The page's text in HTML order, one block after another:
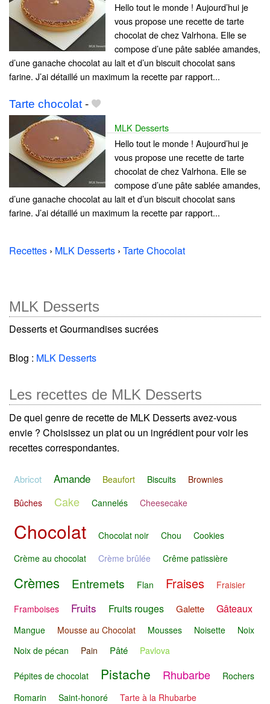
Hello tout le monde ! Aujourd’hui je
vous propose une recette de tarte
chocolat de chez Valrhona. Elle se
compose d’une pâte sablée amandes,
d’une ganache chocolat au lait et d’un biscuit chocolat sans
farine. J’ai détaillé un maximum la recette par rapport...
Tarte chocolat -
MLK Desserts
Hello tout le monde ! Aujourd’hui je
vous propose une recette de tarte
chocolat de chez Valrhona. Elle se
compose d’une pâte sablée amandes,
d’une ganache chocolat au lait et d’un biscuit chocolat sans
farine. J’ai détaillé un maximum la recette par rapport...
Recettes › MLK Desserts › Tarte Chocolat
MLK Desserts
Desserts et Gourmandises sucrées
Blog : MLK Desserts
Les recettes de MLK Desserts
De quel genre de recette de MLK Desserts avez-vous
envie ? Choisissez un plat ou un ingrédient pour voir les
recettes correspondantes.
Abricot Amande Beaufort Biscuits
Brownies
Bûches
Cake Cannelés Cheesecake
Chocolat Chocolat noir Chou
Cookies
Crème au chocolat
Crème brûlée Crême patissière
Crèmes Entremets Flan Fraises
Fraisier
Framboises
Fruits Fruits rouges Galette Gâteaux
Mangue Mousse au Chocolat Mousses Noisette
Noix
Noix de pécan
Pain Pâté Pavlova
Pépites de chocolat Pistache Rhubarbe
Rochers
Romarin
Saint-honoré
Tarte à la Rhubarbe